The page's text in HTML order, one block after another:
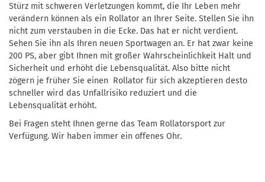
Stürz mit schweren Verletzungen kommt, die Ihr Leben mehr
verändern können als ein Rollator an Ihrer Seite. Stellen Sie ihn
nicht zum verstauben in die Ecke. Das hat er nicht verdient.
Sehen Sie ihn als Ihren neuen Sportwagen an. Er hat zwar keine
200 PS, aber gibt Ihnen mit großer Wahrscheinlichkeit Halt und
Sicherheit und erhöht die Lebensqualität. Also bitte nicht
zögern je früher Sie einen Rollator für sich akzeptieren desto
schneller wird das Unfallrisiko reduziert und die
Lebensqualität erhöht.
Bei Fragen steht Ihnen gerne das Team Rollatorsport zur
Verfügung. Wir haben immer ein offenes Ohr.